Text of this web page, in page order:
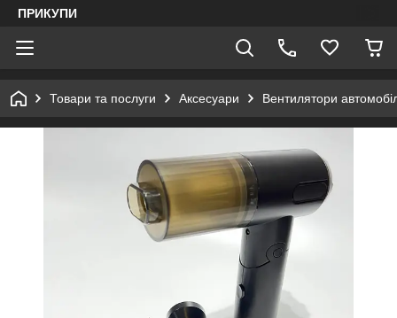
ПРИКУПИ
Товари та послуги Аксесуари Вентилятори